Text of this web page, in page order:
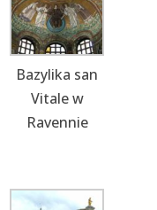
Bazylika san
Vitale w
Ravennie